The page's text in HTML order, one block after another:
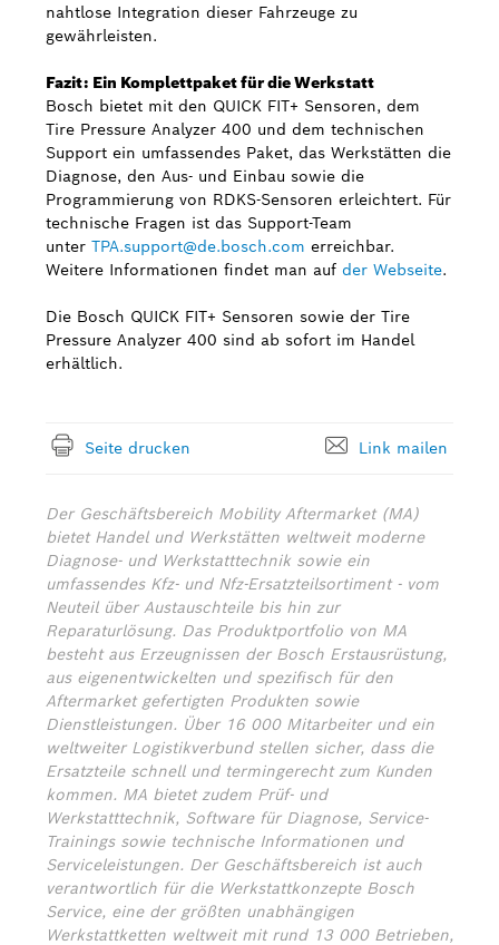
nahtlose Integration dieser Fahrzeuge zu
gewährleisten.
Fazit: Ein Komplettpaket für die Werkstatt
Bosch bietet mit den QUICK FIT+ Sensoren, dem
Tire Pressure Analyzer 400 und dem technischen
Support ein umfassendes Paket, das Werkstätten die
Diagnose, den Aus- und Einbau sowie die
Programmierung von RDKS-Sensoren erleichtert. Für
technische Fragen ist das Support-Team
unter TPA.support@de.bosch.com erreichbar.
Weitere Informationen findet man auf der Webseite.
Die Bosch QUICK FIT+ Sensoren sowie der Tire
Pressure Analyzer 400 sind ab sofort im Handel
erhältlich.
Seite drucken Link mailen
Der Geschäftsbereich Mobility Aftermarket (MA)
bietet Handel und Werkstätten weltweit moderne
Diagnose- und Werkstatttechnik sowie ein
umfassendes Kfz- und Nfz-Ersatzteilsortiment - vom
Neuteil über Austauschteile bis hin zur
Reparaturlösung. Das Produktportfolio von MA
besteht aus Erzeugnissen der Bosch Erstausrüstung,
aus eigenentwickelten und spezifisch für den
Aftermarket gefertigten Produkten sowie
Dienstleistungen. Über 16 000 Mitarbeiter und ein
weltweiter Logistikverbund stellen sicher, dass die
Ersatzteile schnell und termingerecht zum Kunden
kommen. MA bietet zudem Prüf- und
Werkstatttechnik, Software für Diagnose, Service-
Trainings sowie technische Informationen und
Serviceleistungen. Der Geschäftsbereich ist auch
verantwortlich für die Werkstattkonzepte Bosch
Service, eine der größten unabhängigen
Werkstattketten weltweit mit rund 13 000 Betrieben,